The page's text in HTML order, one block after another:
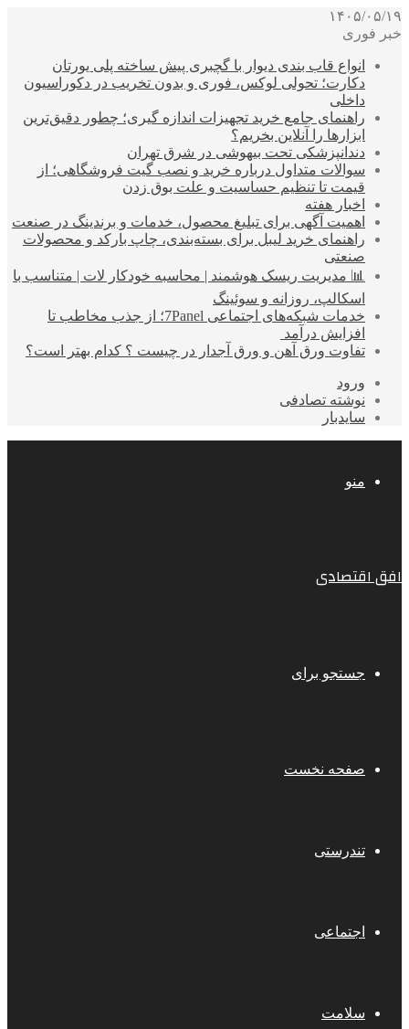
۱۴۰۵/۰۵/۱۹
خبر فوری
انواع قاب بندی دیوار با گچبری پیش ساخته پلی یورتان
دکارت؛ تحولی لوکس، فوری و بدون تخریب در دکوراسیون
داخلی
راهنمای جامع خرید تجهیزات اندازه گیری؛ چطور دقیق‌ترین
ابزارها را آنلاین بخریم؟
دندانپزشکی تحت بیهوشی در شرق تهران
سوالات متداول درباره خرید و نصب گیت فروشگاهی؛ از
قیمت تا تنظیم حساسیت و علت بوق زدن
اخبار هفته
اهمیت آگهی برای تبلیغ محصول، خدمات و برندینگ در صنعت
راهنمای خرید لیبل برای بسته‌بندی، چاپ بارکد و محصولات
صنعتی
📊 مدیریت ریسک هوشمند | محاسبه خودکار لات | متناسب با
اسکالپ، روزانه و سوئینگ
خدمات شبکه‌های اجتماعی 7Panel؛ از جذب مخاطب تا
افزایش درآمد
تفاوت ورق آهن و ورق آجدار در چیست ؟ کدام بهتر است؟
ورود
نوشته تصادفی
سایدبار
منو
افق اقتصادی
جستجو برای
صفحه نخست
تندرستی
اجتماعی
سلامت